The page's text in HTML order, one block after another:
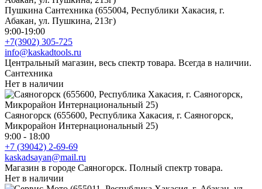
Пушкина Сантехника (655004, Республики Хакасия, г.
Абакан, ул. Пушкина, 213г)
9:00-19:00
+7(3902) 305-725
info@kaskadtools.ru
Центральный магазин, весь спектр товара. Всегда в наличии.
Сантехника
Нет в наличии
Саяногорск (655600, Республика Хакасия, г. Саяногорск,
Микрорайон Интернациональный 25)
9:00 - 18:00
+7 (39042) 2-69-69
kaskadsayan@mail.ru
Магазин в городе Саяногорск. Полный спектр товара.
Нет в наличии